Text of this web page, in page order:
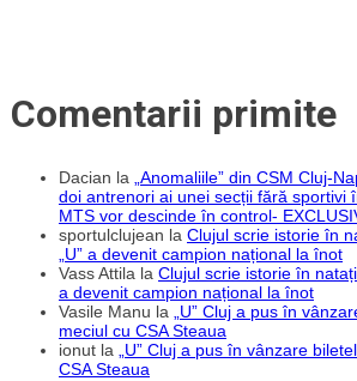
Comentarii primite
Dacian la „Anomaliile” din CSM Cluj-
doi antrenori ai unei secții fără sportivi
MTS vor descinde în control-
sportulclujean la Clujul scrie istorie în
„U” a devenit campion național la înot
Vass Attila la Clujul scrie istorie în
a devenit campion național la înot
Vasile Manu la „U” Cluj a pus în
meciul cu CSA Steaua
ionut la „U” Cluj a pus în vânzare
CSA Steaua